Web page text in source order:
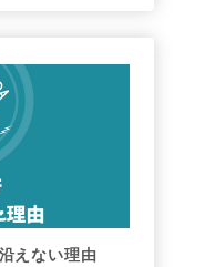
えない理由